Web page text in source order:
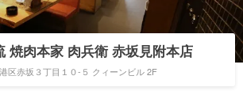
焼肉本家 肉兵衛 赤坂見附本店
区赤坂３丁目１０-５ クィーンビル 2F